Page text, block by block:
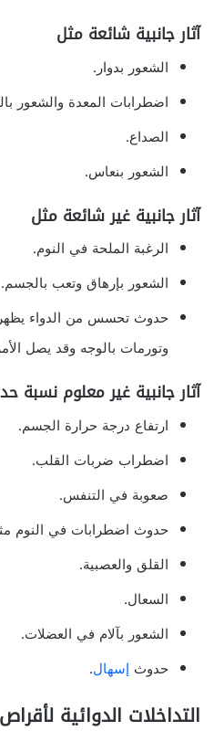
آثار جانبية شائعة مثل
الشعور بدوار.
اضطرابات المعدة والشعور
الصداع.
الشعور بنعاس.
آثار جانبية غير شائعة مثل
الرغبة الملحة في النوم.
الشعور بإرهاق وتعب بالجسم.
حدوث تحسس من الدواء
وتورمات بالوجه وقد يصل
آثار جانبية غير معلوم نسبة
ارتفاع درجة حرارة الجسم.
اضطراب ضربات القلب.
صعوبة في التنفس.
حدوث اضطرابات في النوم
القلق والعصبية.
السعال.
الشعور بآلام في العضلات.
حدوث إسهال.
التداخلات الدوائية لأقراص telfast 180 mg